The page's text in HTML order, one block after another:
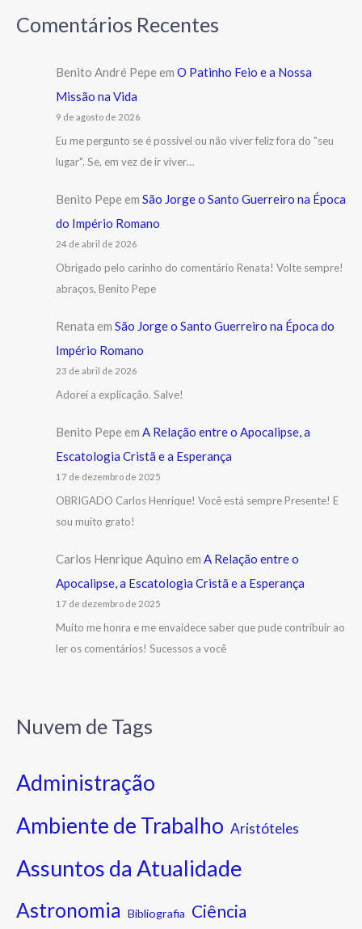
Comentários Recentes
Benito André Pepe em O Patinho Feio e a Nossa
Missão na Vida
9 de agosto de 2026
Eu me pergunto se é possível ou não viver feliz fora do "seu
lugar". Se, em vez de ir viver…
Benito Pepe em São Jorge o Santo Guerreiro na Época
do Império Romano
24 de abril de 2026
Obrigado pelo carinho do comentário Renata! Volte sempre!
abraços, Benito Pepe
Renata em São Jorge o Santo Guerreiro na Época do
Império Romano
23 de abril de 2026
Adorei a explicação. Salve!
Benito Pepe em A Relação entre o Apocalipse, a
Escatologia Cristã e a Esperança
17 de dezembro de 2025
OBRIGADO Carlos Henrique! Você está sempre Presente! E
sou muito grato!
Carlos Henrique Aquino em A Relação entre o
Apocalipse, a Escatologia Cristã e a Esperança
17 de dezembro de 2025
Muito me honra e me envaidece saber que pude contribuir ao
ler os comentários! Sucessos a você
Nuvem de Tags
Administração
Ambiente de Trabalho Aristóteles
Assuntos da Atualidade
Astronomia Bibliografia Ciência